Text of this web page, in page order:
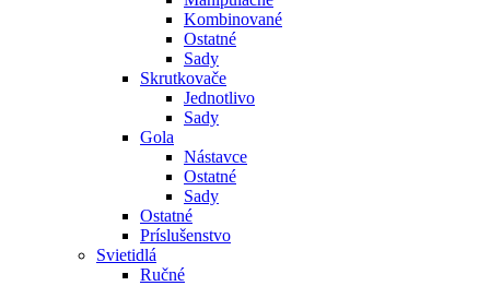
Kombinované
Ostatné
Sady
Skrutkovače
Jednotlivo
Sady
Gola
Nástavce
Ostatné
Sady
Ostatné
Príslušenstvo
Svietidlá
Ručné